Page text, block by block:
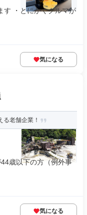
・とにかくクルマが
気になる
る老舗企業！
歳以下の方（例外事
気になる